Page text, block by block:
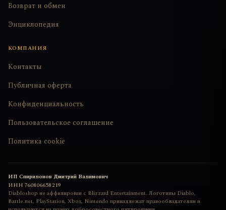
Возврат и обмен
Энциклопедия
КОМПАНИЯ
Контакты
Публичная оферта
Конфиденциальность
Пользовательское соглашение
Политика cookie
ИП Спиридонов Дмитрий Вадимович
ИНН 760806658219
Diabloshop не аффилирован с Blizzard Entertainment. Логотипы Diablo,
Battle.net, PlayStation, Xbox, Nintendo принадлежат правообладателям и